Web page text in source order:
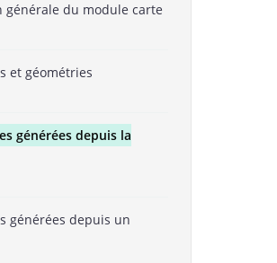
générale du module carte
et géométries
générées depuis la
générées depuis un